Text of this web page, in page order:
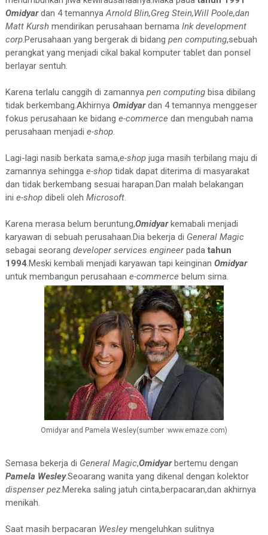
Omidyardan 4 temannya Arnold Blin,Greg Stein,Will Poole,dan
Matt Kurshmendirikan perusahaan bernama Ink development
corp.Perusahaan yang bergerak di bidang pen computing,sebuah
perangkat yang menjadi cikal bakal komputer tablet dan ponsel
berlayar sentuh.
Karena terlalu canggih di zamannya pen computingbisa dibilang
tidak berkembang.Akhirnya Omidyardan 4 temannya menggeser
fokus perusahaan ke bidang e-commerce dan mengubah nama
perusahaan menjadi e-shop.
Lagi-lagi nasib berkata sama,e-shopjuga masih terbilang maju di
zamannya sehingga e-shoptidak dapat diterima di masyarakat
dan tidak berkembang sesuai harapan.Dan malah belakangan
ini e-shopdibeli oleh Microsoft.
Karena merasa belum beruntung,Omidyarkemabali menjadi
karyawan di sebuah perusahaan.Dia bekerja di General Magic
sebagai seorang developer services engineerpada tahun
1994.Meski kembali menjadi karyawan tapi keinginan Omidyar
untuk membangun perusahaan e-commerce belum sirna.
Omidyar and Pamela Wesley(sumber :www.emaze.com)
Semasa bekerja di General Magic,Omidyarbertemu dengan
Pamela Wesley.Seoarang wanita yang dikenal dengan kolektor
dispenser pez.Mereka saling jatuh cinta,berpacaran,dan akhirnya
menikah.
Saat masih berpacaran Wesleymengeluhkan sulitnya